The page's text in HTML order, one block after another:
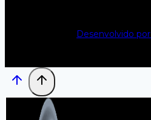
Desenvolvido por